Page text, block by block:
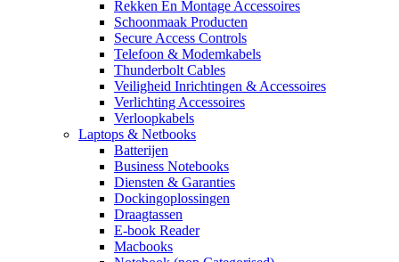
Rekken En Montage Accessoires
Schoonmaak Producten
Secure Access Controls
Telefoon & Modemkabels
Thunderbolt Cables
Veiligheid Inrichtingen & Accessoires
Verlichting Accessoires
Verloopkabels
Laptops & Netbooks
Batterijen
Business Notebooks
Diensten & Garanties
Dockingoplossingen
Draagtassen
E-book Reader
Macbooks